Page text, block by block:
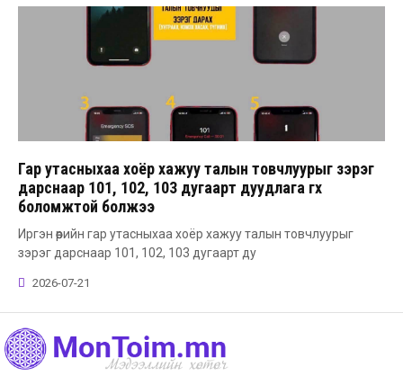
Гар утасныхаа хоёр хажуу талын товчлуурыг зэрэг
дарснаар 101, 102, 103 дугаарт дуудлага өгөх
боломжтой болжээ
Иргэн өөрийн гар утасныхаа хоёр хажуу талын товчлуурыг
зэрэг дарснаар 101, 102, 103 дугаарт ду
2026-07-21